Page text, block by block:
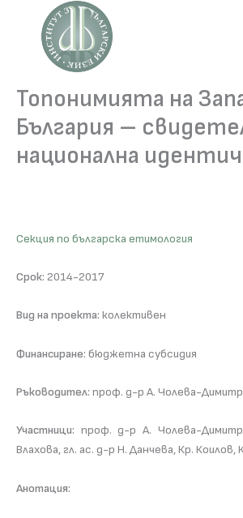
content
Топонимията на
България –
национална
Секция по българска етимология
Срок: 2014-2017
Вид на проекта: колективен
Финансиране: бюджетна субсидия
Ръководител: проф. д-р А. Чолева-
Участници: проф. д-р А. Чолева-
Влахова, гл. ас. д-р Н. Данчева, Кр. Коилов,
Анотация: